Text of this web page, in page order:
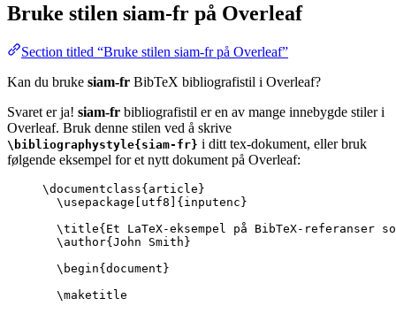
Bruke stilen siam-fr på Overleaf
Section titled “Bruke stilen siam-fr på Overleaf”
Kan du bruke siam-fr BibTeX bibliografistil i Overleaf?
Svaret er ja! siam-fr bibliografistil er en av mange innebygde stiler i
Overleaf. Bruk denne stilen ved å skrive
\bibliographystyle{siam-fr} i ditt tex-dokument, eller bruk
følgende eksempel for et nytt dokument på Overleaf:
\documentclass{ article }
\usepackage
utf8 ]{ inputenc }
\title{Et LaTeX-eksempel på BibTeX-
\author{John Smith}
\begin{ document }
\maketitle